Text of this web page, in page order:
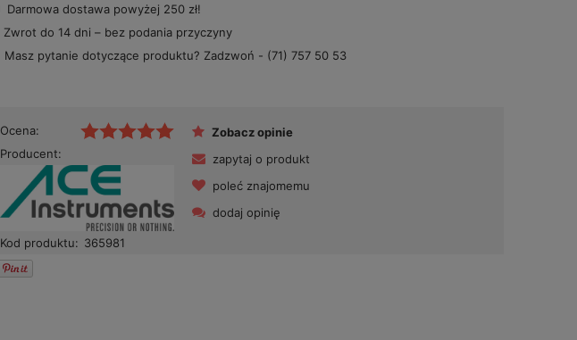
Darmowa dostawa powyżej 250 zł!
Zwrot do 14 dni – bez podania przyczyny
Masz pytanie dotyczące produktu? Zadzwoń - (71) 757 50 53
Ocena:
Producent:
Kod produktu: 365981
Zobacz opinie
zapytaj o produkt
poleć znajomemu
dodaj opinię